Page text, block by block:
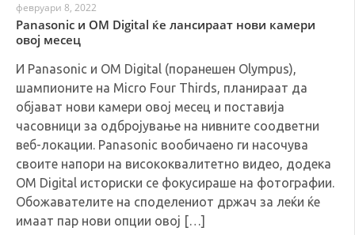
февруари 8, 2022
Panasonic и OM Digital ќе лансираат нови камери
овој месец
И Panasonic и OM Digital (поранешен Olympus),
шампионите на Micro Four Thirds, планираат да
објават нови камери овој месец и поставија
часовници за одбројување на нивните соодветни
веб-локации. Panasonic вообичаено ги насочува
своите напори на висококвалитетно видео, додека
OM Digital историски се фокусираше на фотографии.
Обожавателите на споделениот држач за леќи ќе
имаат пар нови опции овој […]